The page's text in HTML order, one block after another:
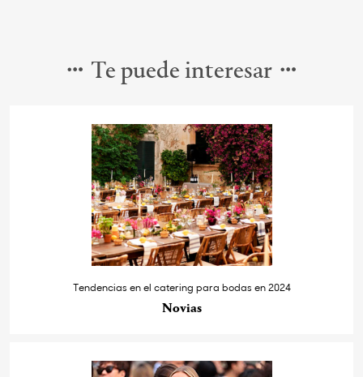
Te puede interesar
Tendencias en el catering para bodas en 2024
Novias